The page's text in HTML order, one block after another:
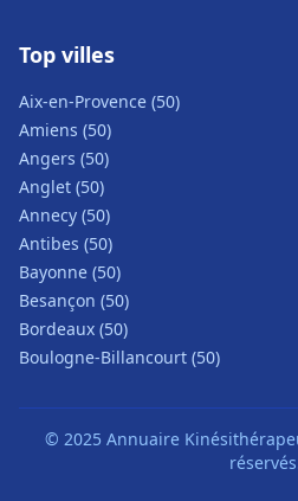
Top villes
Aix-en-Provence (50)
Amiens (50)
Angers (50)
Anglet (50)
Annecy (50)
Antibes (50)
Bayonne (50)
Besançon (50)
Bordeaux (50)
Boulogne-Billancourt (50)
© 2025 Annuaire